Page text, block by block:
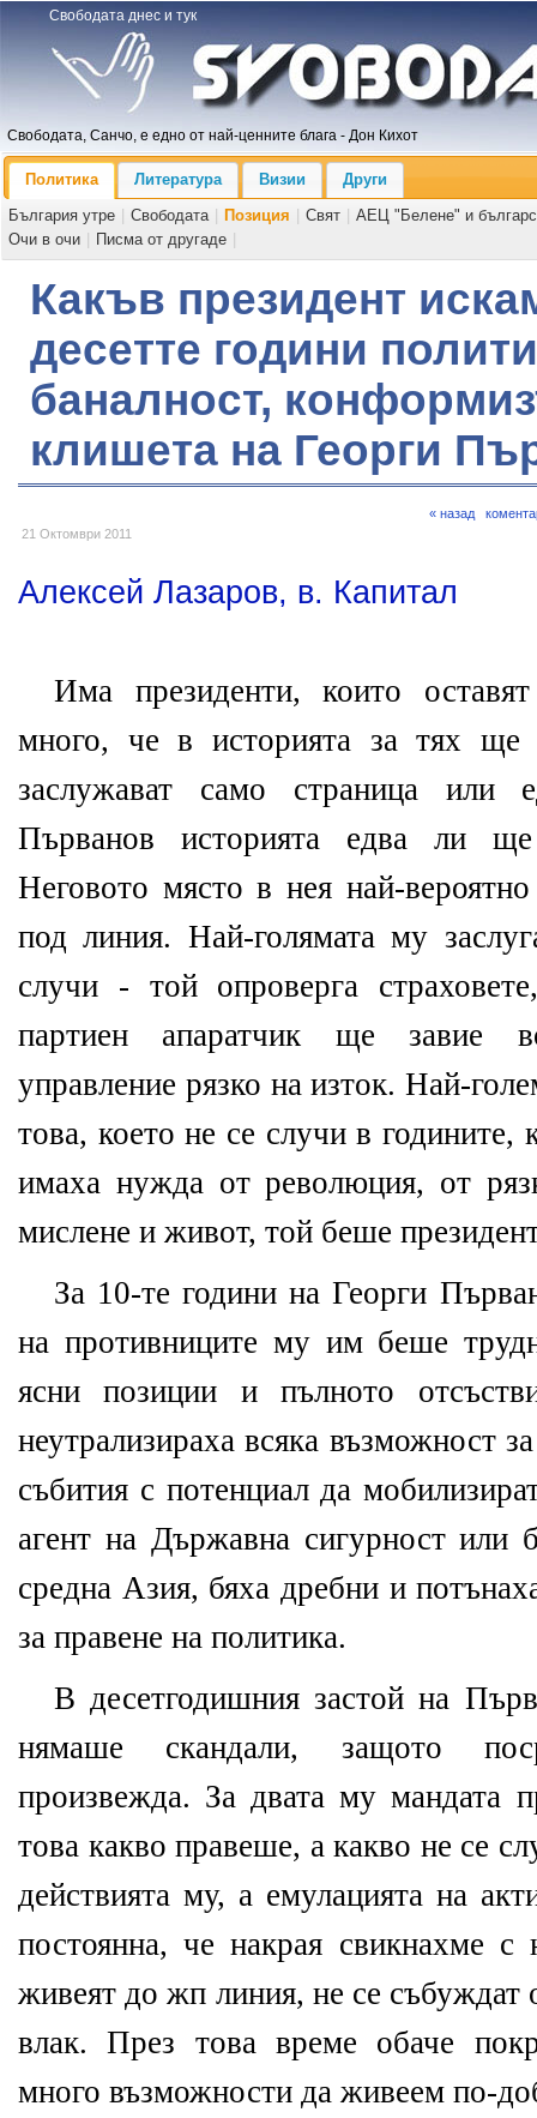
Свободата днес и тук
Свободата, Санчо, е едно от най-ценните блага - Дон Кихот
Политика Литература Визии
Други
България утре
Свободата Позиция Свят
АЕЦ "Белене" и
Очи в очи
Писма от другаде
Какъв президент
десетте години
баналност,
клишета на Георги
21 Октомври 2011
« назад
Алексей Лазаров, в. Капитал
Има президенти, които
много, че в историята за тях ще
заслужават само страница или
Първанов историята едва ли
Неговото място в нея най-
под линия. Най-голямата му
случи - той опроверга
партиен апаратчик ще завие
управление рязко на изток. Най-
това, което не се случи в годините,
имаха нужда от революция, от
мислене и живот, той беше
За 10-те години на Георги
на противниците му им беше
ясни позиции и пълното
неутрализираха всяка възможност
събития с потенциал да
агент на Държавна сигурност или
средна Азия, бяха дребни и
за правене на политика.
В десетгодишния застой на
нямаше скандали, защото
произвежда. За двата му мандата
това какво правеше, а какво не се
действията му, а емулацията на
постоянна, че накрая свикнахме с
живеят до жп линия, не се събуждат
влак. През това време обаче
много възможности да живеем по-